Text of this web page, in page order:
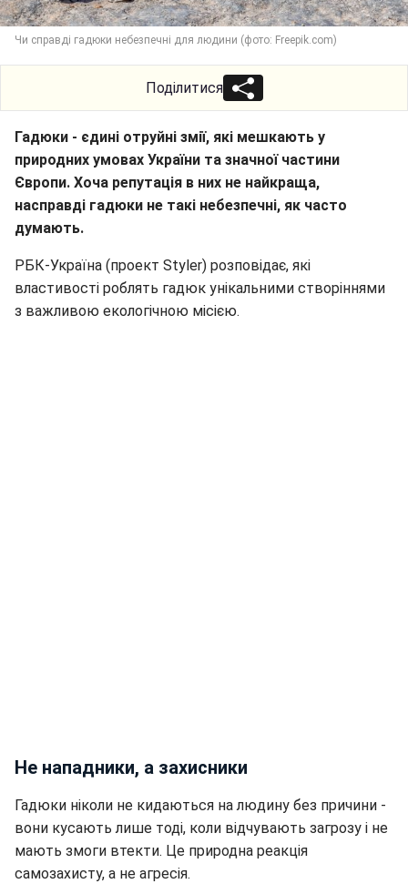
Чи справді гадюки небезпечні для людини (фото: Freepik.com)
Поділитися
Гадюки - єдині отруйні змії, які мешкають у
природних умовах України та значної частини
Європи. Хоча репутація в них не найкраща,
насправді гадюки не такі небезпечні, як часто
думають.
РБК-Україна (проект Styler) розповідає, які
властивості роблять гадюк унікальними створіннями
з важливою екологічною місією.
Не нападники, а захисники
Гадюки ніколи не кидаються на людину без причини -
вони кусають лише тоді, коли відчувають загрозу і не
мають змоги втекти. Це природна реакція
самозахисту, а не агресія.